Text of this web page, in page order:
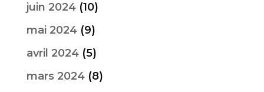
juin 2024(10)
mai 2024(9)
avril 2024(5)
mars 2024(8)